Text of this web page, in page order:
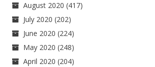
August 2020 (417)
July 2020 (202)
June 2020 (224)
May 2020 (248)
April 2020 (204)